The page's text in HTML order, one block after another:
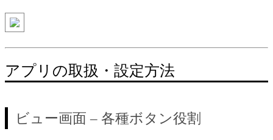
アプリの取扱・設定方法
ビュー画面 – 各種ボタン役割